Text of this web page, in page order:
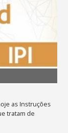
as Instruções
tratam de